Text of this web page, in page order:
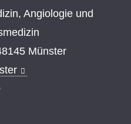
Angiologie und
Münster